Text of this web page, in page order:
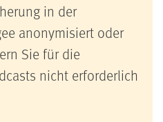
in der
anonymisiert oder
Sie für die
nicht erforderlich